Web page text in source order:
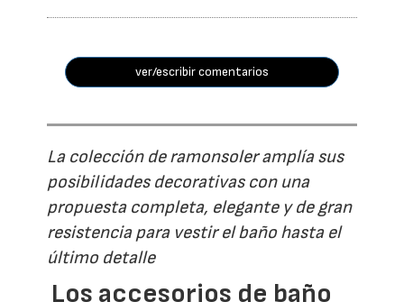
ver/escribir comentarios
La colección de ramonsoler amplía sus
posibilidades decorativas con una
propuesta completa, elegante y de gran
resistencia para vestir el baño hasta el
último detalle
Los accesorios de baño